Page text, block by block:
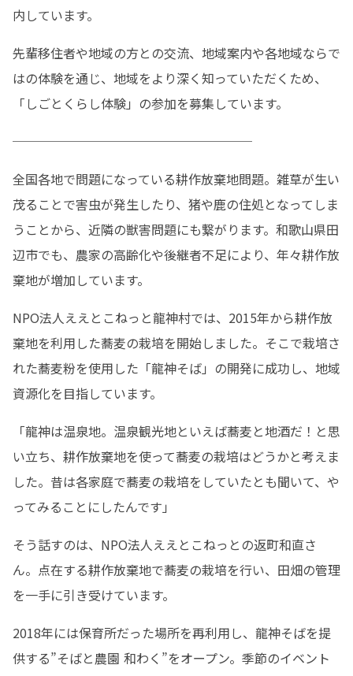
内しています。
先輩移住者や地域の方との交流、地域案内や各地域ならで
はの体験を通じ、地域をより深く知っていただくため、
「しごとくらし体験」の参加を募集しています。
───────────────────
全国各地で問題になっている耕作放棄地問題。雑草が生い
茂ることで害虫が発生したり、猪や鹿の住処となってしま
うことから、近隣の獣害問題にも繋がります。和歌山県田
辺市でも、農家の高齢化や後継者不足により、年々耕作放
棄地が増加しています。
NPO法人ええとこねっと龍神村では、2015年から耕作放
棄地を利用した蕎麦の栽培を開始しました。そこで栽培さ
れた蕎麦粉を使用した「龍神そば」の開発に成功し、地域
資源化を目指しています。
「龍神は温泉地。温泉観光地といえば蕎麦と地酒だ！と思
い立ち、耕作放棄地を使って蕎麦の栽培はどうかと考えま
した。昔は各家庭で蕎麦の栽培をしていたとも聞いて、や
ってみることにしたんです」
そう話すのは、NPO法人ええとこねっとの返町和直さ
ん。点在する耕作放棄地で蕎麦の栽培を行い、田畑の管理
を一手に引き受けています。
2018年には保育所だった場所を再利用し、龍神そばを提
供する”そばと農園 和わく”をオープン。季節のイベント